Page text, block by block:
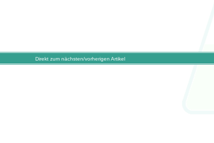
Direkt zum nächsten/vorherigen Artikel